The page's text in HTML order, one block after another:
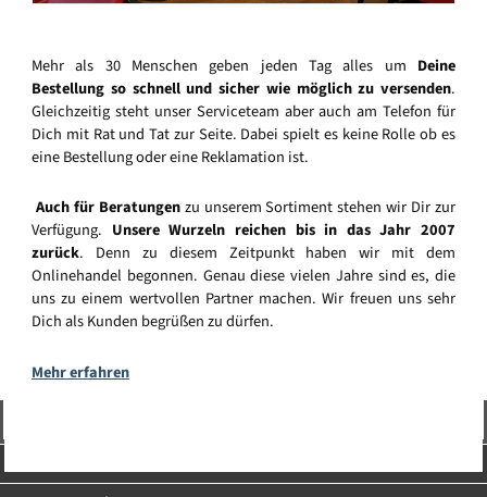
Mehr als 30 Menschen geben jeden Tag alles um Deine
Bestellung so schnell und sicher wie möglich zu versenden.
Gleichzeitig steht unser Serviceteam aber auch am Telefon für
Dich mit Rat und Tat zur Seite. Dabei spielt es keine Rolle ob es
eine Bestellung oder eine Reklamation ist.
Auch für Beratungenzu unserem Sortiment stehen wir Dir zur
Verfügung. Unsere Wurzeln reichen bis in das Jahr 2007
zurück. Denn zu diesem Zeitpunkt haben wir mit dem
Onlinehandel begonnen. Genau diese vielen Jahre sind es, die
uns zu einem wertvollen Partner machen. Wir freuen uns sehr
Dich als Kunden begrüßen zu dürfen.
Mehr erfahren